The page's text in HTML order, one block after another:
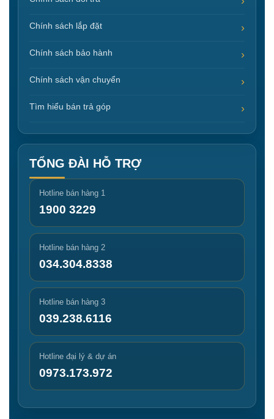
Chính sách lắp đặt
Chính sách bảo hành
Chính sách vận chuyển
Tìm hiểu bán trả góp
TỔNG ĐÀI HỖ TRỢ
Hotline bán hàng 1
1900 3229
Hotline bán hàng 2
034.304.8338
Hotline bán hàng 3
039.238.6116
Hotline đại lý & dự án
0973.173.972